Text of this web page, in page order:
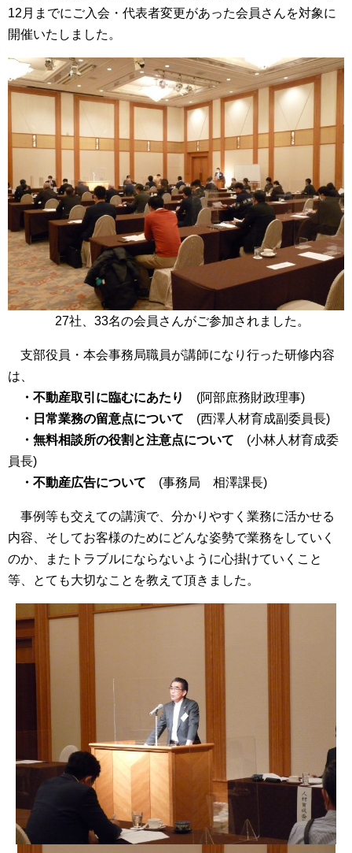
12月までにご入会・代表者変更があった会員さんを対象に
開催いたしました。
27社、33名の会員さんがご参加されました。
支部役員・本会事務局職員が講師になり行った研修内容
は、
・不動産取引に臨むにあたり (阿部庶務財政理事)
・日常業務の留意点について (西澤人材育成副委員長)
・無料相談所の役割と注意点について (小林人材育成委
員長)
・不動産広告について (事務局 相澤課長)
事例等も交えての講演で、分かりやすく業務に活かせる
内容、そしてお客様のためにどんな姿勢で業務をしていく
のか、またトラブルにならないように心掛けていくこと
等、とても大切なことを教えて頂きました。